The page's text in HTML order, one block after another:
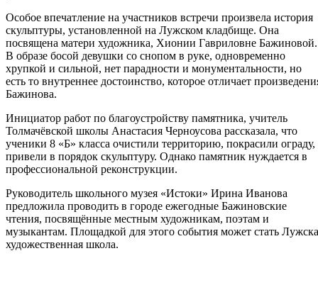
Особое впечатление на участников встречи произвела история
скульптуры, установленной на Лужском кладбище. Она
посвящена матери художника, Хионии Гавриловне Бажиновой.
В образе босой девушки со снопом в руке, одновременно
хрупкой и сильной, нет парадности и монументальности, но
есть то внутреннее достоинство, которое отличает
Бажинова.
Инициатор работ по благоустройству памятника, учитель
Толмачёвской школы Анастасия Черноусова рассказала, что
ученики 8 «Б» класса очистили территорию, покрасили ограду,
привели в порядок скульптуру. Однако памятник нуждается в
профессиональной реконструкции.
Руководитель школьного музея «Истоки» Ирина Иванова
предложила проводить в городе ежегодные Бажиновские
чтения, посвящённые местным художникам, поэтам и
музыкантам. Площадкой для этого события может стать
художественная школа.